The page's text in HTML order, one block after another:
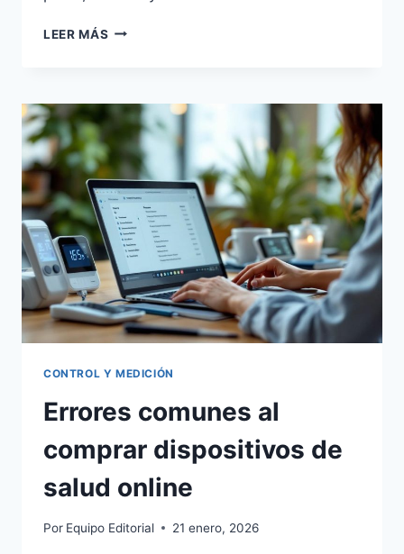
LEER MÁS VALOR
CÓMO
INTERPRETAR
TUS
MEDIDAS
EN
CASA
CONTROL Y MEDICIÓN
Errores comunes al
comprar dispositivos de
salud online
Por Equipo Editorial 21 enero, 2026